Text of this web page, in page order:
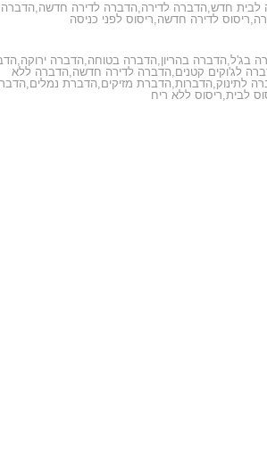
לבית חדש,הדברה לדירה,הדברה לדירה חדשה,הדברה
,ריסוס לדירה חדשה,ריסוס לפני כניסה
בג'ל,הדברה בהריון,הדברה בטוחה,הדברה ירוקה,
לג'וקים קטנים,הדברה לדירה חדשה,הדברה ללא
לתינוק,הדברות,הדברת מזיקים,הדברת נמלים,
לבית,ריסוס ללא ריח